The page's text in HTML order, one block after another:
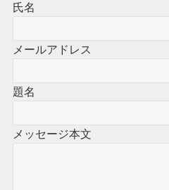
氏名
メールアドレス
題名
メッセージ本文